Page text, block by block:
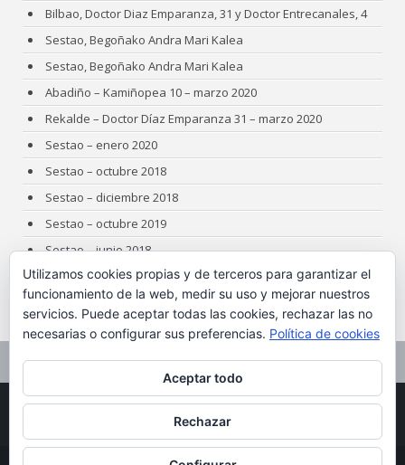
Bilbao, Doctor Diaz Emparanza, 31 y Doctor Entrecanales, 4
Sestao, Begoñako Andra Mari Kalea
Sestao, Begoñako Andra Mari Kalea
Abadiño – Kamiñopea 10 – marzo 2020
Rekalde – Doctor Díaz Emparanza 31 – marzo 2020
Sestao – enero 2020
Sestao – octubre 2018
Sestao – diciembre 2018
Sestao – octubre 2019
Sestao – junio 2018
Sestao – abril 2018
Algorta – julio 2018
Gorliz – marzo 2017
PREVIOUS POST NEXT POST
Utilizamos cookies propias y de terceros para garantizar el
funcionamiento de la web, medir su uso y mejorar nuestros
servicios. Puede aceptar todas las cookies, rechazar las no
necesarias o configurar sus preferencias. Política de cookies
Aceptar todo
Rechazar